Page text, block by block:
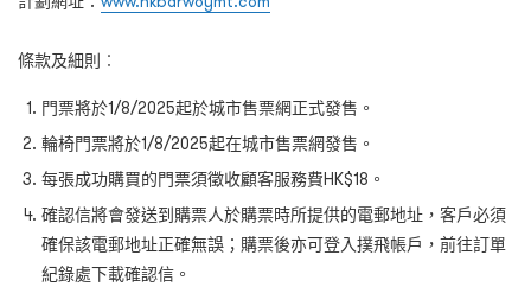
條款及細則︰
門票將於1/8/2025起於城市售票網正式發售。
輪椅門票將於1/8/2025起在城市售票網發售。
每張成功購買的門票須徵收顧客服務費HK$18。
確認信將會發送到購票人於購票時所提供的電郵地址，客戶必須
確保該電郵地址正確無誤；購票後亦可登入撲飛帳戶，前往訂單
紀錄處下載確認信。